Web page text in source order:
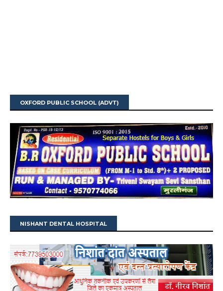
OXFORD PUBLIC SCHOOL (ADVT)
NISHANT DENTAL HOSPITAL